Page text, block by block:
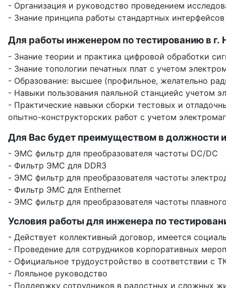
- Организация и руководство проведением
- Знание принципа работы стандартных
Для работы инженером по тестированию в г.
- Знание теории и практика цифровой обработки
- Знание топологии печатных плат с учетом
- Образование: высшее (профильное, желательно
- Навыки пользования паяльной станциейс учетом
- Практические навыки сборки тестовых и
опытно-конструкторских работ с учетом
Для Вас будет преимуществом в должности
- ЭМС фильтр для преобразователя частоты DC/DC
- Фильтр ЭМС для DDR3
- ЭМС фильтр для преобразователя частоты
- Фильтр ЭМС для Enthernet
- ЭМС фильтр для преобразователя частоты
Условия работы для инженера по
- Действует коллективный договор, имеется
- Проведение для сотрудников корпоративных
- Официальное трудоустройство в соответствии с
- Лояльное руководство
- Поддержку сотрудников в радостных и сложных